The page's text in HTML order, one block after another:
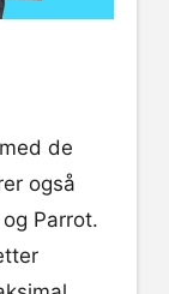
de
også
Parrot.